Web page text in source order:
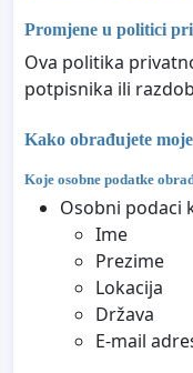
Promjene u politici
Ova politika
potpisnika ili
Kako obrađujete
Koje osobne podatke
Osobni podaci
Ime
Prezime
Lokacija
Država
E-mail